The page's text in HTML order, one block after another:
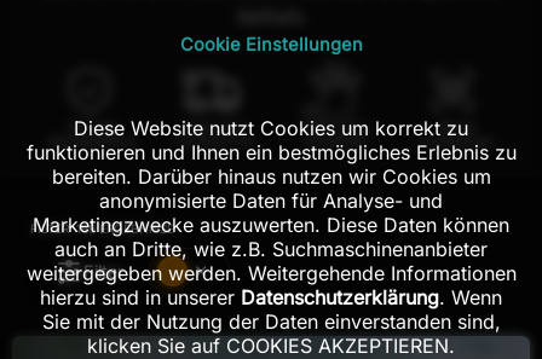
100 Tage
Rückgaberecht
Kostenloser
Versand in DE
100% echte
Handarbeit
Mit AR
Probehängen
FILTER:189 ERGEBNISSE
Filter
Cookie Einstellungen
Diese Website nutzt Cookies um korrekt zu
funktionieren und Ihnen ein bestmögliches Erlebnis zu
bereiten. Darüber hinaus nutzen wir Cookies um
anonymisierte Daten für Analyse- und
Marketingzwecke auszuwerten. Diese Daten können
auch an Dritte, wie z.B. Suchmaschinenanbieter
weitergegeben werden. Weitergehende Informationen
hierzu sind in unserer Datenschutzerklärung. Wenn
Sie mit der Nutzung der Daten einverstanden sind,
klicken Sie auf COOKIES AKZEPTIEREN.